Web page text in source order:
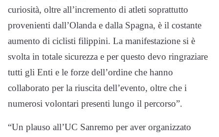
curiosità, oltre all’incremento di atleti soprattutto
provenienti dall’Olanda e dalla Spagna, è il costante
aumento di ciclisti filippini. La manifestazione si è
svolta in totale sicurezza e per questo devo ringraziare
tutti gli Enti e le forze dell’ordine che hanno
collaborato per la riuscita dell’evento, oltre che i
numerosi volontari presenti lungo il percorso”.
“Un plauso all’UC Sanremo per aver organizzato